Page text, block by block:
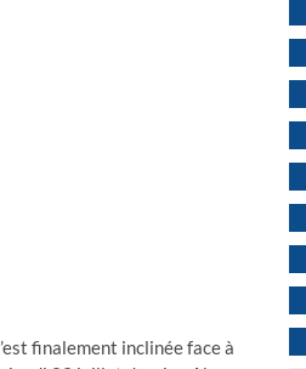
finalement inclinée face à